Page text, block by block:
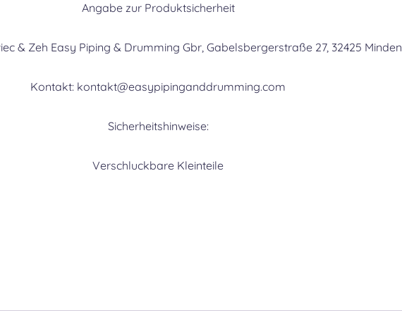
Angabe zur Produktsicherheit
& Zeh Easy Piping & Drumming Gbr, Gabelsbergerstraße 27, 32425 Minden
Kontakt: kontakt@easypipinganddrumming.com
Sicherheitshinweise:
Verschluckbare Kleinteile